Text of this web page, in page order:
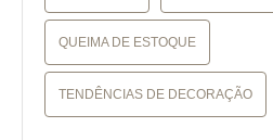
QUEIMA DE ESTOQUE
TENDÊNCIAS DE DECORAÇÃO